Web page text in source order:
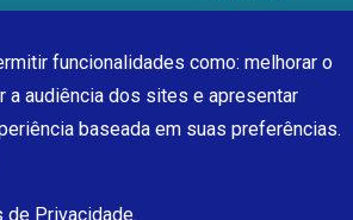
funcionalidades como: melhorar o
a audiência dos sites e apresentar
baseada em suas preferências.
de Privacidade.